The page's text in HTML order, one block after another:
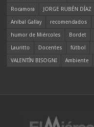
Rocamora
JORGE RUBÉN DÍAZ
Aníbal Gallay
recomendados
humor de Miércoles
Bordet
Lauritto
Docentes fútbol
VALENTÍN BISOGNI
Ambiente